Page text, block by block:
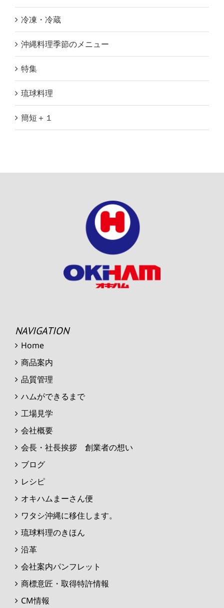
冷凍・冷蔵
沖縄料理季節のメニュー
特集
琉球料理
簡短＋１
NAVIGATION
Home
商品案内
品質管理
ハムができるまで
工場見学
会社概要
会長・社長挨拶 創業者の想い
ブログ
レシピ
オキハムまーさん便
ワタシ沖縄に移住します。
琉球料理のきほん
沿革
会社案内パンフレット
商標意匠・取得特許情報
CM情報